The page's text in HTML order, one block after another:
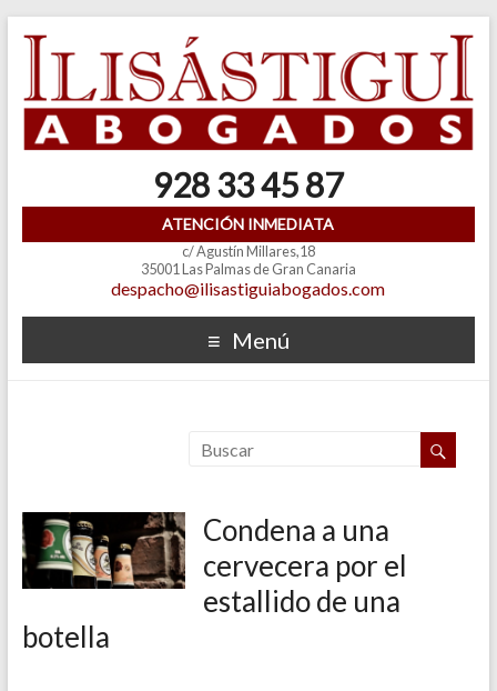
928 33 45 87
ATENCIÓN INMEDIATA
c/ Agustín Millares,18
35001 Las Palmas de Gran Canaria
despacho@ilisastiguiabogados.com
Menú
Condena a una
cervecera por el
estallido de una
botella